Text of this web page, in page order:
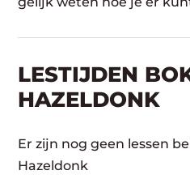
LESTIJDEN
HAZELDONK
Er zijn nog geen lessen
Hazeldonk